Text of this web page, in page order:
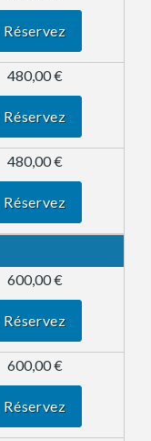
Réservez
480,00 €
Réservez
480,00 €
Réservez
600,00 €
Réservez
600,00 €
Réservez